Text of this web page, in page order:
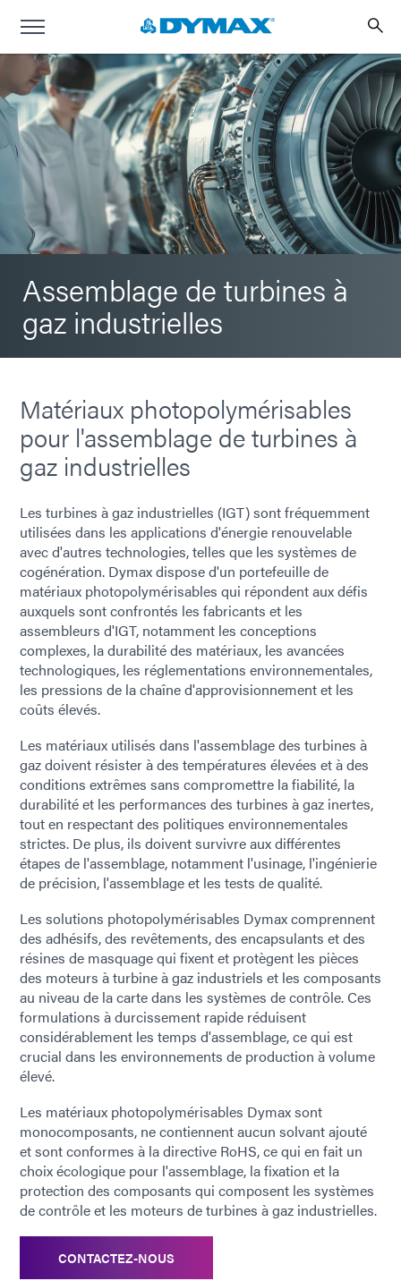
Assemblage de turbines à
gaz industrielles
Matériaux photopolymérisables
pour l'assemblage de turbines à
gaz industrielles
Les turbines à gaz industrielles (IGT) sont fréquemment
utilisées dans les applications d'énergie renouvelable
avec d'autres technologies, telles que les systèmes de
cogénération. Dymax dispose d'un portefeuille de
matériaux photopolymérisables qui répondent aux défis
auxquels sont confrontés les fabricants et les
assembleurs d'IGT, notamment les conceptions
complexes, la durabilité des matériaux, les avancées
technologiques, les réglementations environnementales,
les pressions de la chaîne d'approvisionnement et les
coûts élevés.
Les matériaux utilisés dans l'assemblage des turbines à
gaz doivent résister à des températures élevées et à des
conditions extrêmes sans compromettre la fiabilité, la
durabilité et les performances des turbines à gaz inertes,
tout en respectant des politiques environnementales
strictes. De plus, ils doivent survivre aux différentes
étapes de l'assemblage, notamment l'usinage, l'ingénierie
de précision, l'assemblage et les tests de qualité.
Les solutions photopolymérisables Dymax comprennent
des adhésifs, des revêtements, des encapsulants et des
résines de masquage qui fixent et protègent les pièces
des moteurs à turbine à gaz industriels et les composants
au niveau de la carte dans les systèmes de contrôle. Ces
formulations à durcissement rapide réduisent
considérablement les temps d'assemblage, ce qui est
crucial dans les environnements de production à volume
élevé.
Les matériaux photopolymérisables Dymax sont
monocomposants, ne contiennent aucun solvant ajouté
et sont conformes à la directive RoHS, ce qui en fait un
choix écologique pour l'assemblage, la fixation et la
protection des composants qui composent les systèmes
de contrôle et les moteurs de turbines à gaz industrielles.
CONTACTEZ-NOUS